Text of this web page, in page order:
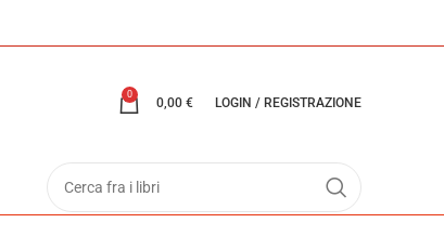
0
0,00 € LOGIN / REGISTRAZIONE